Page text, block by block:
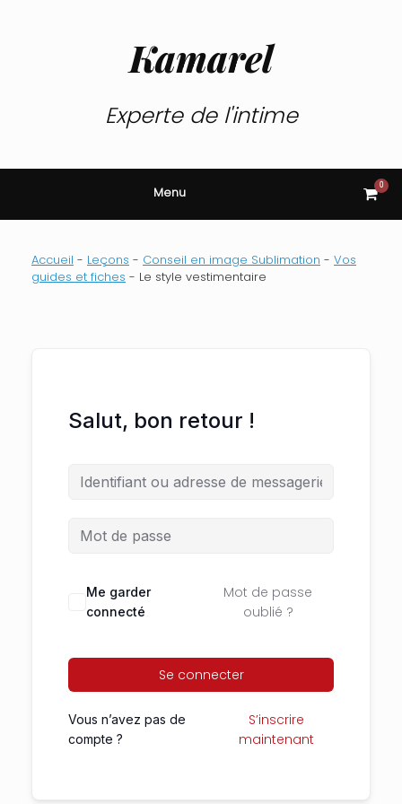
Kamarel
Experte de l'intime
Menu View
cart
0
Accueil - Leçons - Conseil en image Sublimation - Vos
guides et fiches - Le style vestimentaire
Salut, bon retour !
Me garder
connecté
Mot de passe
oublié ?
Se connecter
Vous n’avez pas de
compte ?
S’inscrire
maintenant